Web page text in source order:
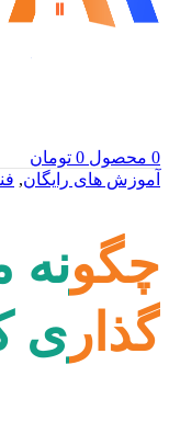
0 محصول 0 تومان
آموزش های رایگان,
چگونه
گذاری